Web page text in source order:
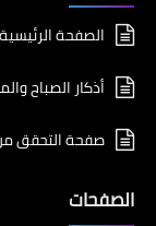
الصفحة الرئيسية
أذكار الصباح
صفحة التحقق
الصفحات